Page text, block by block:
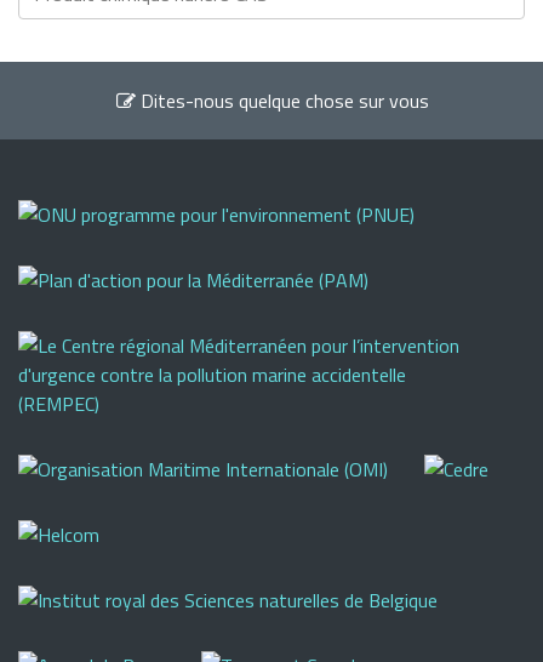
Dites-nous quelque chose sur vous